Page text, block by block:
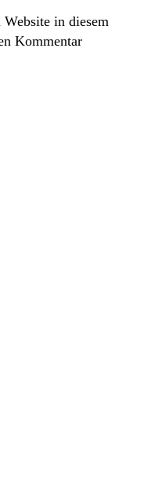
in diesem
Kommentar